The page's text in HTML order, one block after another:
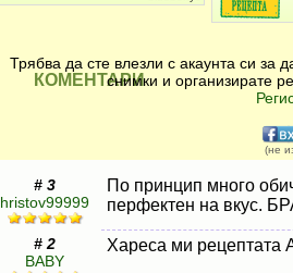
КОМЕНТАРИ
Трябва да сте влезли с акаунта си за
снимки и организирате
(не
# 3
hristov99999
По принцип много
перфектен на вкус.
# 2
BABY
Хареса ми рецептата
Крем
чиа
кокосово
мляко
десерти⋅
желета⋅
плодове